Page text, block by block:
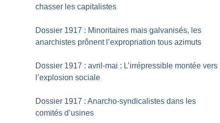
chasser les capitalistes
Dossier 1917 : Minoritaires mais galvanisés, les
anarchistes prônent l’expropriation tous azimuts
Dossier 1917 : avril-mai : L’irrépressible montée vers
l’explosion sociale
Dossier 1917 : Anarcho-syndicalistes dans les
comités d’usines